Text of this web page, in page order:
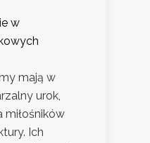
w
mają w
urok,
miłośników
Ich